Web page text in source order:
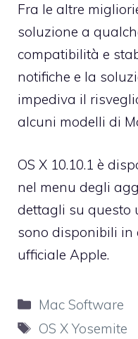
Fra le altre
soluzione a
compatibilità e
notifiche e la
impediva il
alcuni modelli di
OS X 10.10.1 è
nel menu degli
dettagli su questo
sono disponibili in
ufficiale Apple.
Categorie
Mac Software
Tag
OS X Yosemite